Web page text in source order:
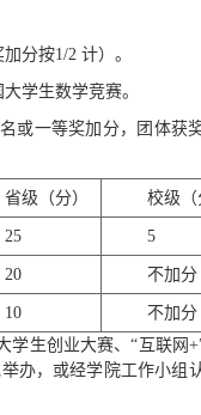
分按1/2 计）。
学生数学竞赛。
或一等奖加分，团体获
省级（分） 校级（
25 5
20 不加分
10
不加分
学生创业大赛、“互联网
办，或经学院工作小组